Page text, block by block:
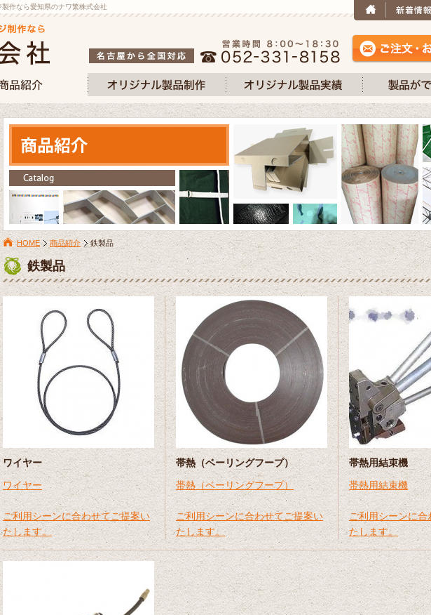
作なら愛知県のナワ繁株式会社
HOME 商品紹介 鉄製品
鉄製品
ワイヤー
ワイヤー
ご利用シーンに合わせてご提案い
たします。
帯熱（ベーリングフープ）
帯熱（ベーリングフープ）
ご利用シーンに合わせてご提案い
たします。
帯熱用結束機
帯熱用結束機
ご利用シーンに
たします。